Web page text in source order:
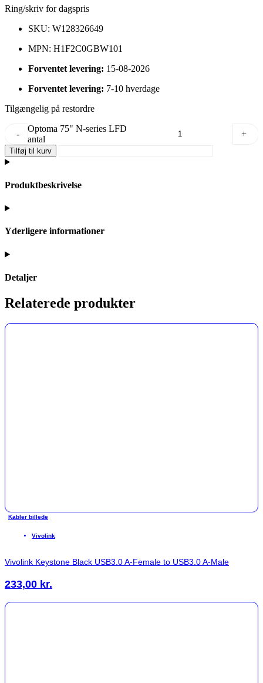
Ring/skriv for dagspris
SKU: W128326649
MPN: H1F2C0GBW101
Forventet levering: 15-08-2026
Forventet levering: 7-10 hverdage
Tilgængelig på restordre
-
Optoma 75" N-series LFD
antal
+
Tilføj til kurv
Produktbeskrivelse
Yderligere informationer
Detaljer
Relaterede produkter
Kabler billede
Vivolink
Vivolink Keystone Black USB3.0 A-Female to USB3.0 A-Male
233,00 kr.